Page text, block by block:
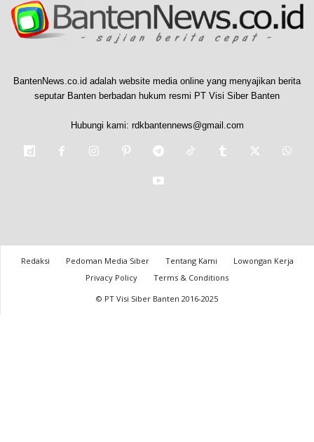
BantenNews.co.id adalah website media online yang menyajikan berita
seputar Banten berbadan hukum resmi PT Visi Siber Banten
Hubungi kami: rdkbantennews@gmail.com
Redaksi Pedoman Media Siber Tentang Kami
Lowongan Kerja
Privacy Policy
Terms & Conditions
© PT Visi Siber Banten 2016-2025